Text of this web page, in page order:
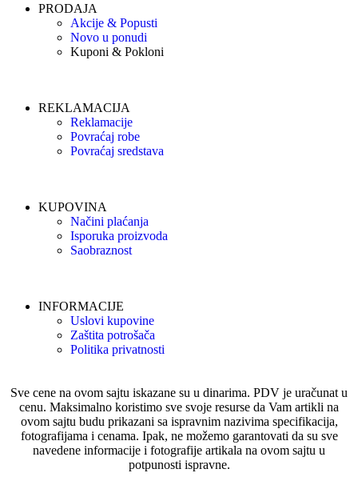
PRODAJA
Akcije & Popusti
Novo u ponudi
Kuponi & Pokloni
REKLAMACIJA
Reklamacije
Povraćaj robe
Povraćaj sredstava
KUPOVINA
Načini plaćanja
Isporuka proizvoda
Saobraznost
INFORMACIJE
Uslovi kupovine
Zaštita potrošača
Politika privatnosti
Sve cene na ovom sajtu iskazane su u dinarima. PDV je uračunat u
cenu. Maksimalno koristimo sve svoje resurse da Vam artikli na
ovom sajtu budu prikazani sa ispravnim nazivima specifikacija,
fotografijama i cenama. Ipak, ne možemo garantovati da su sve
navedene informacije i fotografije artikala na ovom sajtu u
potpunosti ispravne.